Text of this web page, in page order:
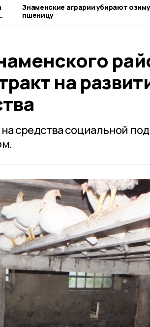
Знаменские аграрии убирают
пшеницу
на
средства социальной